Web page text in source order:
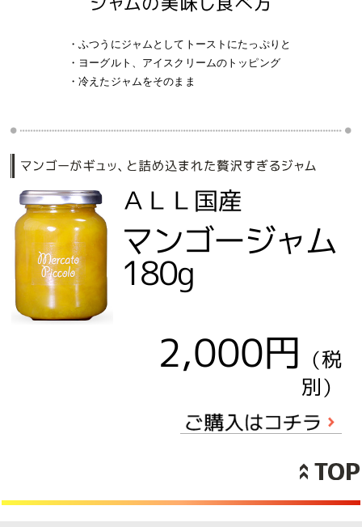
・ふつうにジャムとしてトーストにたっぷりと
・ヨーグルト、アイスクリームのトッピング
・冷えたジャムをそのまま
ＡＬＬ国産
マンゴージャム
180g
2,000円 （税
別）